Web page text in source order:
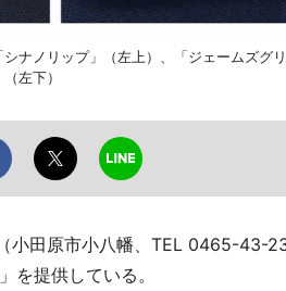
ナノリップ」（左上）、「ジェームズグ
左下）
小田原市小八幡、TEL 0465-43-
を提供している。